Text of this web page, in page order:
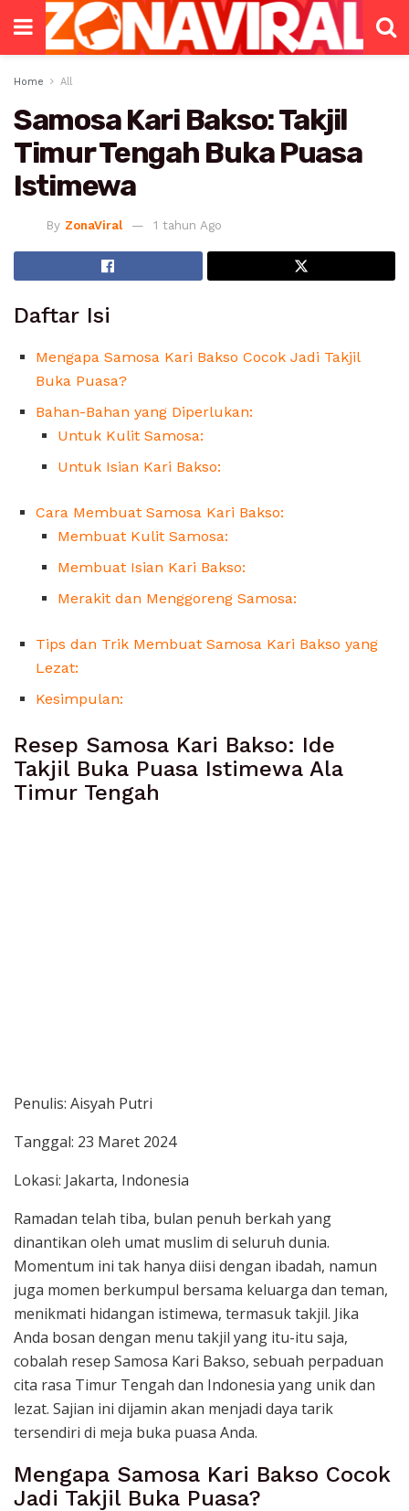
Home All
Samosa Kari Bakso: Takjil
Timur Tengah Buka Puasa
Istimewa
By ZonaViral 1 tahun Ago
Daftar Isi
Mengapa Samosa Kari Bakso Cocok Jadi Takjil
Buka Puasa?
Bahan-Bahan yang Diperlukan:
Untuk Kulit Samosa:
Untuk Isian Kari Bakso:
Cara Membuat Samosa Kari Bakso:
Membuat Kulit Samosa:
Membuat Isian Kari Bakso:
Merakit dan Menggoreng Samosa:
Tips dan Trik Membuat Samosa Kari Bakso yang
Lezat:
Kesimpulan:
Resep Samosa Kari Bakso: Ide
Takjil Buka Puasa Istimewa Ala
Timur Tengah
Penulis: Aisyah Putri
Tanggal: 23 Maret 2024
Lokasi: Jakarta, Indonesia
Ramadan telah tiba, bulan penuh berkah yang
dinantikan oleh umat muslim di seluruh dunia.
Momentum ini tak hanya diisi dengan ibadah, namun
juga momen berkumpul bersama keluarga dan teman,
menikmati hidangan istimewa, termasuk takjil. Jika
Anda bosan dengan menu takjil yang itu-itu saja,
cobalah resep Samosa Kari Bakso, sebuah perpaduan
cita rasa Timur Tengah dan Indonesia yang unik dan
lezat. Sajian ini dijamin akan menjadi daya tarik
tersendiri di meja buka puasa Anda.
Mengapa Samosa Kari Bakso Cocok
Jadi Takjil Buka Puasa?